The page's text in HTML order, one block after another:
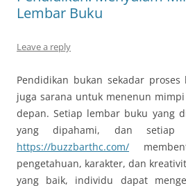
Lembar Buku
Leave a reply
Pendidikan bukan sekadar
juga sarana untuk menenun
depan. Setiap lembar buku yang
yang dipahami, dan setiap
https://buzzbarthc.com/
pengetahuan, karakter, dan
yang baik, individu dapat